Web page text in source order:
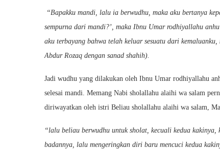
“Bapakku mandi, lalu ia berwudhu, maka aku bertanya
sempurna dari mandi?’, maka Ibnu Umar rodhiyallahu
aku terbayang bahwa telah keluar sesuatu dari
Abdur Rozaq dengan sanad shahih).
Jadi wudhu yang dilakukan oleh Ibnu Umar rodhiyallahu
selesai mandi. Memang Nabi sholallahu alaihi wa salam
diriwayatkan oleh istri Beliau sholallahu alaihi wa salam,
“lalu beliau berwudhu untuk sholat, kecuali kedua
badannya, lalu mengeringkan diri baru mencuci kedua